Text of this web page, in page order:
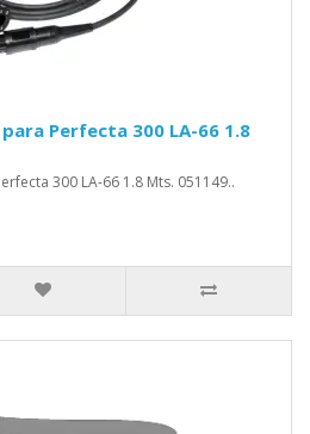
para Perfecta 300 LA-66 1.8
300 LA-66 1.8 Mts. 051149..